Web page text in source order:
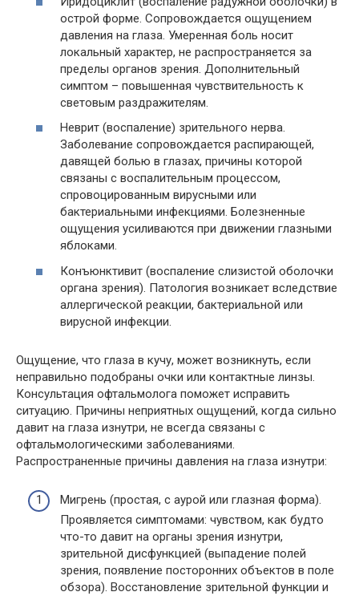
острой форме. Сопровождается ощущением
давления на глаза. Умеренная боль носит
локальный характер, не распространяется за
пределы органов зрения. Дополнительный
симптом – повышенная чувствительность к
световым раздражителям.
Неврит (воспаление) зрительного нерва.
Заболевание сопровождается распирающей,
давящей болью в глазах, причины которой
связаны с воспалительным процессом,
спровоцированным вирусными или
бактериальными инфекциями. Болезненные
ощущения усиливаются при движении глазными
яблоками.
Конъюнктивит (воспаление слизистой оболочки
органа зрения). Патология возникает вследствие
аллергической реакции, бактериальной или
вирусной инфекции.
Ощущение, что глаза в кучу, может возникнуть, если
неправильно подобраны очки или контактные линзы.
Консультация офтальмолога поможет исправить
ситуацию. Причины неприятных ощущений, когда сильно
давит на глаза изнутри, не всегда связаны с
офтальмологическими заболеваниями.
Распространенные причины давления на глаза изнутри:
Мигрень (простая, с аурой или глазная форма).
Проявляется симптомами: чувством, как будто
что-то давит на органы зрения изнутри,
зрительной дисфункцией (выпадение полей
зрения, появление посторонних объектов в поле
обзора). Восстановление зрительной функции и